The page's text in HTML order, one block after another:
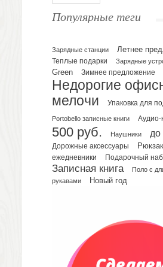
Датированные
Планинги и
Планинги
Планинги
Органайзер
Сумки и Рюкзаки
Сумки для
Рюкзаки
Конференц-
Несессеры и
Сумки
Популярные теги
Зарядные станции Летнее
Теплые подарки Зарядные
Green Зимнее предложение
Недорогие
мелочи
Упаковка для
Portobello записные книги Аудио-
500 руб.
Наушники до
Дорожные аксессуары
ежедневники
Подарочный
Записная книга
Поло с
рукавами
Новый год